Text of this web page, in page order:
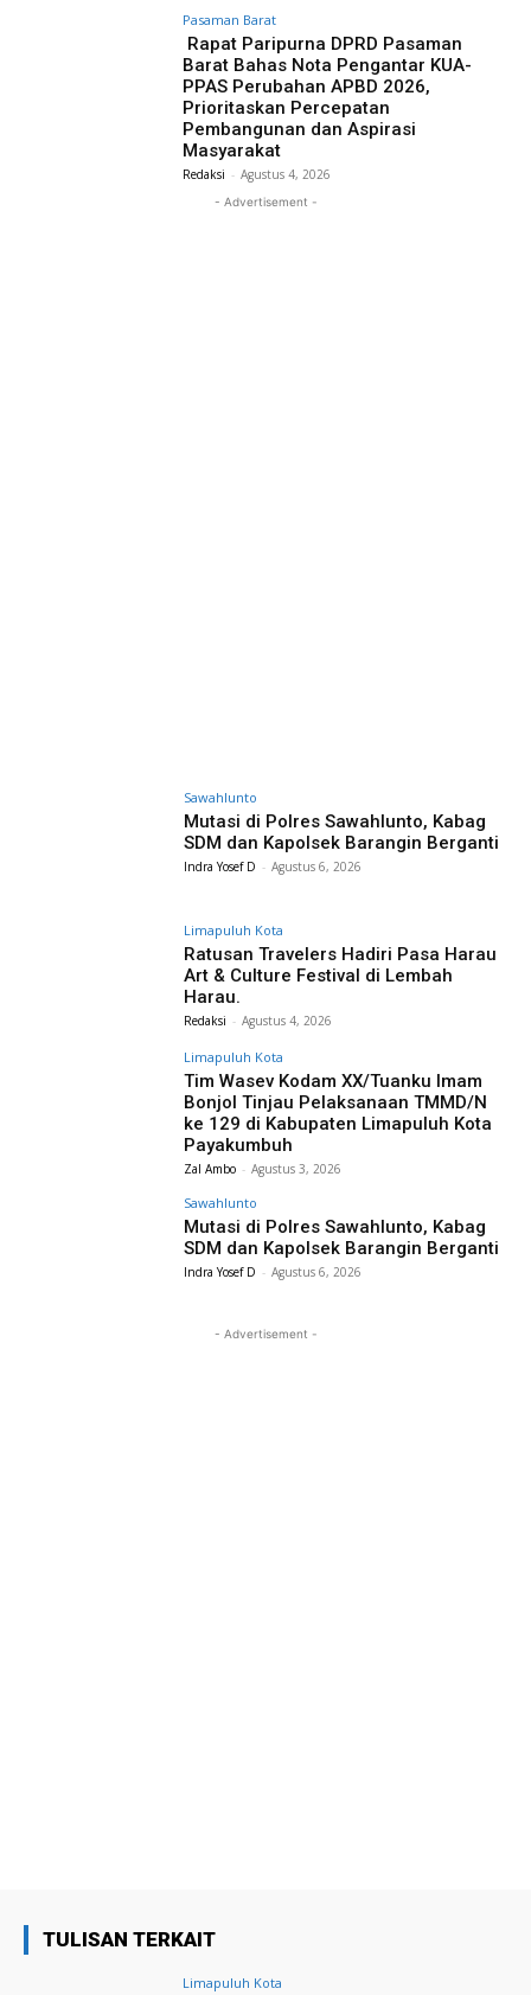
Pasaman Barat
Rapat Paripurna DPRD Pasaman
Barat Bahas Nota Pengantar KUA-
PPAS Perubahan APBD 2026,
Prioritaskan Percepatan
Pembangunan dan Aspirasi
Masyarakat
Redaksi - Agustus 4, 2026
- Advertisement -
Sawahlunto
Mutasi di Polres Sawahlunto, Kabag
SDM dan Kapolsek Barangin Berganti
Indra Yosef D - Agustus 6, 2026
Limapuluh Kota
Ratusan Travelers Hadiri Pasa Harau
Art & Culture Festival di Lembah
Harau.
Redaksi - Agustus 4, 2026
Limapuluh Kota
Tim Wasev Kodam XX/Tuanku Imam
Bonjol Tinjau Pelaksanaan TMMD/N
ke 129 di Kabupaten Limapuluh Kota
Payakumbuh
Zal Ambo - Agustus 3, 2026
Sawahlunto
Mutasi di Polres Sawahlunto, Kabag
SDM dan Kapolsek Barangin Berganti
Indra Yosef D - Agustus 6, 2026
- Advertisement -
TULISAN TERKAIT
Limapuluh Kota